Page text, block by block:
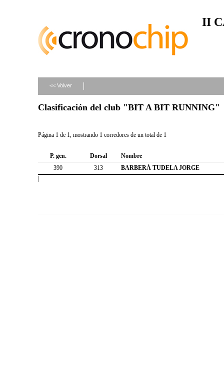
II
<< Volver
Clasificación del club "BIT A BIT RUNNING"
Página 1 de 1, mostrando 1 corredores de un total de 1
P. gen. Dorsal
Nombre
390
313
BARBERÁ TUDELA JORGE
|